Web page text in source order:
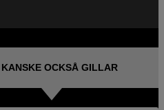
KANSKE OCKSÅ GILLAR